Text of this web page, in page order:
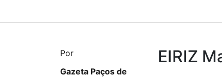
Por
Gazeta Paços de
EIRIZ